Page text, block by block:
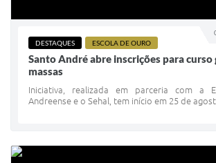
DESTAQUES ESCOLA DE OURO
Santo André abre inscrições para
massas
Iniciativa, realizada em parceria com a
Andreense e o Sehal, tem início em 25 de